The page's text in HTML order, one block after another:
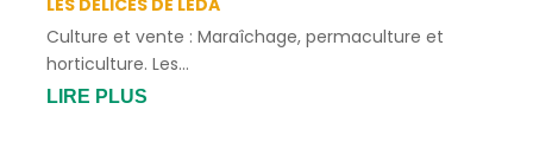
LES DÉLICES DE LEDA
Culture et vente : Maraîchage, permaculture et
horticulture. Les...
LIRE PLUS